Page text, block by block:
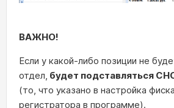
ВАЖНО!
Если у какой-либо позиции не
отдел, будет подставляться
(то, что указано в настройка
регистратора в программе).